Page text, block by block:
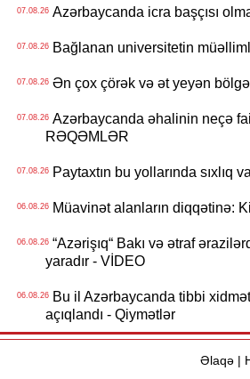
07.08.26Azərbaycanda icra başçısı
07.08.26Bağlanan universitetin
07.08.26Ən çox çörək və ət yeyən
07.08.26Azərbaycanda əhalinin neçə
RƏQƏMLƏR
07.08.26Paytaxtın bu yollarında sıxlıq
06.08.26Müavinət alanların diqqətinə:
06.08.26“Azərişıq“ Bakı və ətraf
yaradır - VİDEO
06.08.26Bu il Azərbaycanda tibbi
açıqlandı - Qiymətlər
Əlaqə|